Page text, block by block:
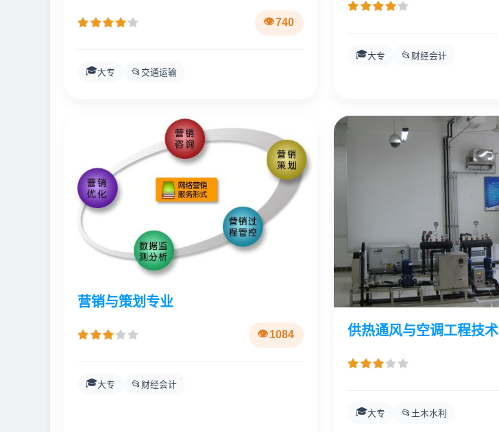
740
🎓大专 📂 交通运输
🎓大专 📂 财经会计
营销与策划专业
1084
🎓大专 📂 财经会计
供热通风与空调工程技术
🎓大专 📂 土木水利